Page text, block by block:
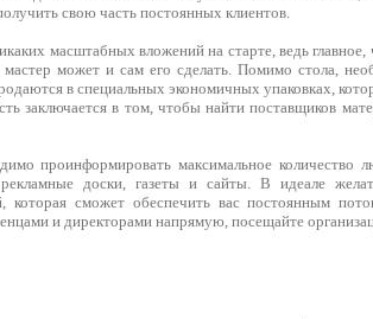
свою часть постоянных клиентов.
масштабных вложений на старте, ведь
может и сам его сделать. Помимо стола,
в специальных экономичных упаковках,
заключается в том, чтобы найти поставщиков
проинформировать максимальное количество
доски, газеты и сайты. В идеале
сможет обеспечить вас постоянным
и директорами напрямую, посещайте